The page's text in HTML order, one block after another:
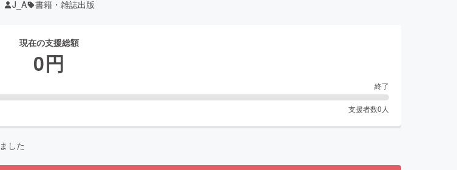
J_A 書籍・雑誌出版
現在の支援総額
0円
終了
支援者数0 人
した